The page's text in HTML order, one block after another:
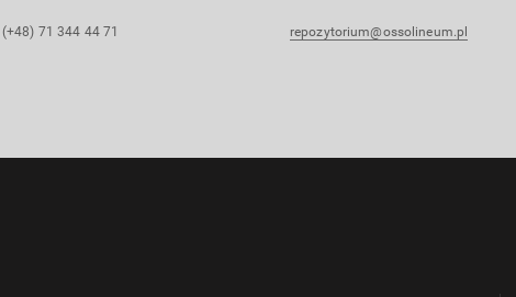
(+48) 71 344 44 71 repozytorium@ossolineum.pl